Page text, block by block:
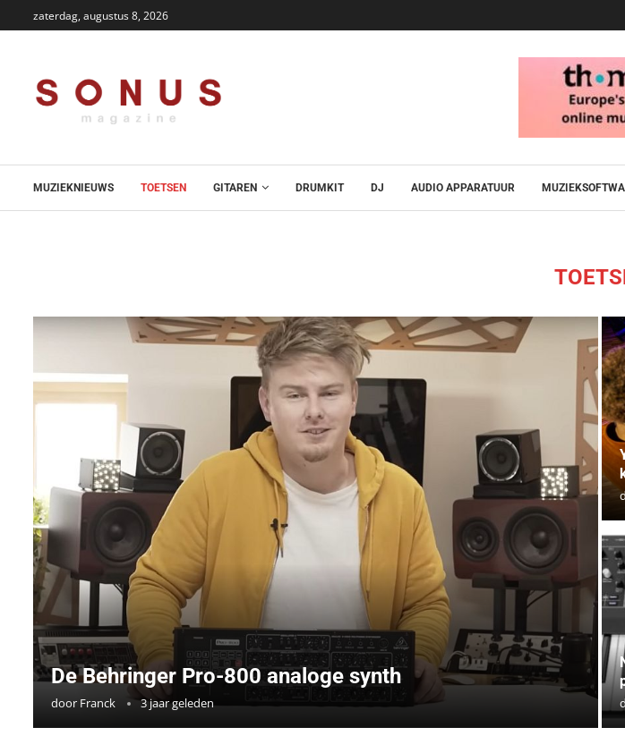
zaterdag, augustus 8, 2026
MUZIEKNIEUWS TOETSEN GITAREN DRUMKIT DJ AUDIO APPARATUUR
De Behringer Pro-800 analoge synth
door Franck 3 jaar geleden